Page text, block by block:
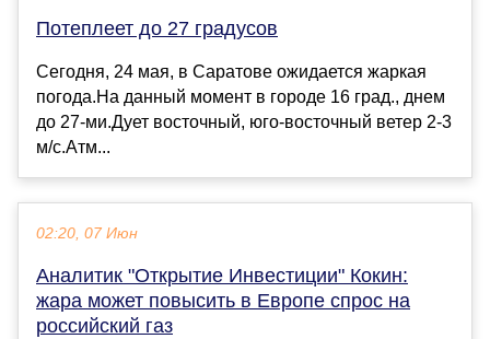
Потеплеет до 27 градусов
Сегодня, 24 мая, в Саратове ожидается жаркая
погода.На данный момент в городе 16 град., днем
до 27-ми.Дует восточный, юго-восточный ветер 2-3
м/с.Атм...
02:20, 07 Июн
Аналитик "Открытие Инвестиции" Кокин:
жара может повысить в Европе спрос на
российский газ